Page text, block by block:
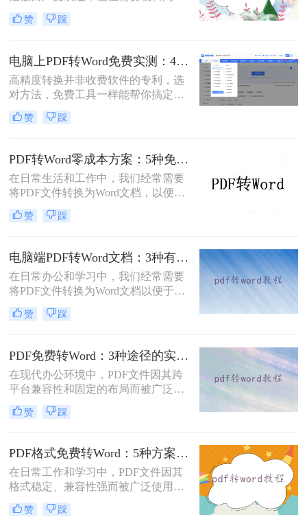
时，将其转换为可编辑的Word文档成
为刚需。那么pdf怎么转换成word文档
法，助您高效完成格式转换。
赞 踩
电脑上PDF转Word免费实测：4个方案的转换效果和注意事项！
高精度转换并非收费软件的专利，选
对方法，免费工具一样能帮你搞定复
杂排版。“免费的工具转换效果肯定
很差吧？”这是我作为办公软件测评
处理pdf转word时，往往陷入“收费软
件太贵，免费工具怕坑”的两难境
地。那么电脑上怎么把pdf转成word免
费呢？
赞 踩
PDF转Word零成本方案：5种免费路径的适用边界和效果评估！
在日常生活和工作中，我们经常需要
将PDF文件转换为Word文档，以便进
行编辑、修改或进一步处理。然而，
市面上许多PDF转Word工具都需要付
钱呢？本文将介绍几种不花钱的常用
方法，帮助您轻松实现PDF到Word的
转换。
赞 踩
电脑端PDF转Word文档：3种有效方法的具体操作步骤！
在日常办公和学习中，我们经常需要
将PDF文件转换为Word文档以便于编
辑和修改。那么电脑上pdf怎么转换成
word文档呢？本文将介绍三种将PDF
完成PDF到Word的转换。
赞 踩
PDF免费转Word：3种途径的实际费用、限制和效果对比！
在现代办公环境中，PDF文件因其跨
平台兼容性和固定的布局而被广泛使
用。然而，在需要对内容进行编辑
时，我们往往需要将其转换为Word文
呢？本文将介绍三种常用的免费方法
来实现这一目标。
赞 踩
PDF格式免费转Word：5种方案的速度、精度、文件限制对比！
在日常工作和学习中，PDF文件因其
格式稳定、兼容性强而被广泛使用。
然而，当需要对PDF内容进行编辑
时，很多人会遇到困难。此时，将
赞 踩